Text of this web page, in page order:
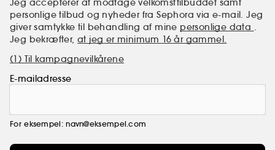
Jeg accepterer at modtage velkomsttilbuddet samt
personlige tilbud og nyheder fra Sephora via e-mail. Jeg
giver samtykke til behandling af mine personlige data .
Jeg bekræfter,at jeg er minimum 16 år gammel.
(1) Til kampagnevilkårene
E-mailadresse
For eksempel: navn@eksempel.com